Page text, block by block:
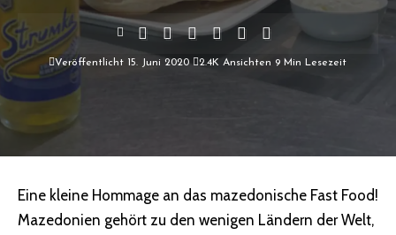
Veröffentlicht 15. Juni 2020 2.4K Ansichten 9 Min Lesezeit
Eine kleine Hommage an das mazedonische Fast Food!
Mazedonien gehört zu den wenigen Ländern der Welt,